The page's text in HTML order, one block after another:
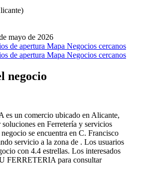
mayo de 2026
de apertura Mapa Negocios cercanos
de apertura Mapa Negocios cercanos
negocio
es un comercio ubicado en Alicante,
en Ferretería y servicios
se encuentra en C. Francisco
servicio a la zona de . Los usuarios
con 4.4 estrellas. Los interesados
FERRETERIA para consultar